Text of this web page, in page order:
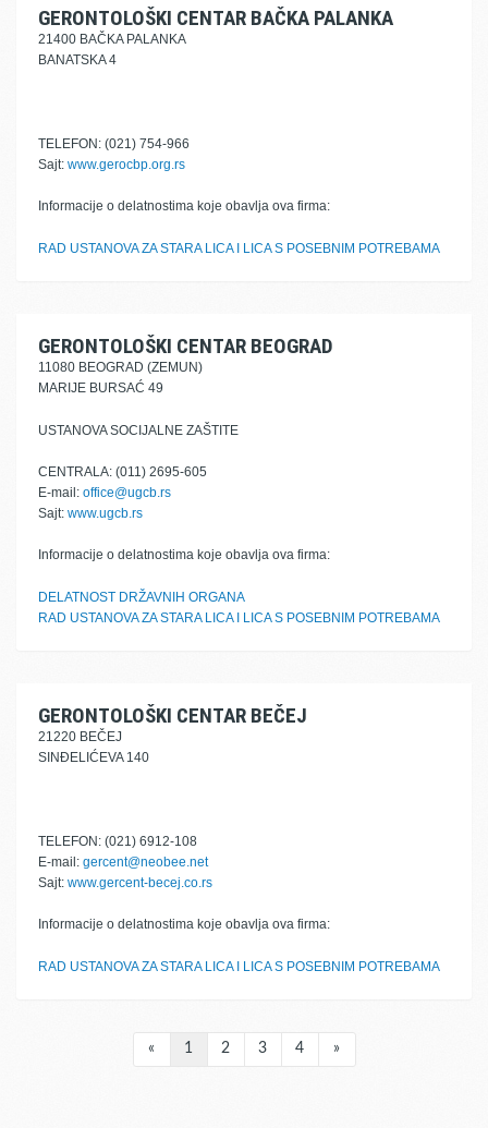
GERONTOLOŠKI CENTAR BAČKA PALANKA
21400 BAČKA PALANKA
BANATSKA 4
TELEFON: (021) 754-966
Sajt: www.gerocbp.org.rs
Informacije o delatnostima koje obavlja ova firma:
RAD USTANOVA ZA STARA LICA I LICA S POSEBNIM POTREBAMA
GERONTOLOŠKI CENTAR BEOGRAD
11080 BEOGRAD (ZEMUN)
MARIJE BURSAĆ 49
USTANOVA SOCIJALNE ZAŠTITE
CENTRALA: (011) 2695-605
E-mail: office@ugcb.rs
Sajt: www.ugcb.rs
Informacije o delatnostima koje obavlja ova firma:
DELATNOST DRŽAVNIH ORGANA
RAD USTANOVA ZA STARA LICA I LICA S POSEBNIM POTREBAMA
GERONTOLOŠKI CENTAR BEČEJ
21220 BEČEJ
SINĐELIĆEVA 140
TELEFON: (021) 6912-108
E-mail: gercent@neobee.net
Sajt: www.gercent-becej.co.rs
Informacije o delatnostima koje obavlja ova firma:
RAD USTANOVA ZA STARA LICA I LICA S POSEBNIM POTREBAMA
« 1 2 3 4 »